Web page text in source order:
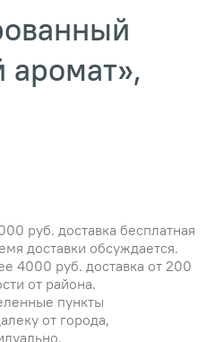
аромат»,
руб. доставка бесплатная
доставки обсуждается.
4000 руб. доставка от 200
от района.
пункты
от города,